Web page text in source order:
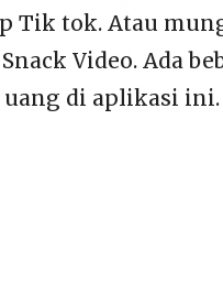
Tik tok. Atau
Video. Ada
di aplikasi